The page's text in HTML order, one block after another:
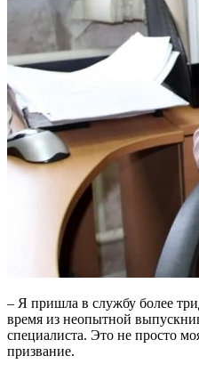
– Я пришла в службу более
время из неопытной
специалиста. Это не просто
призвание.